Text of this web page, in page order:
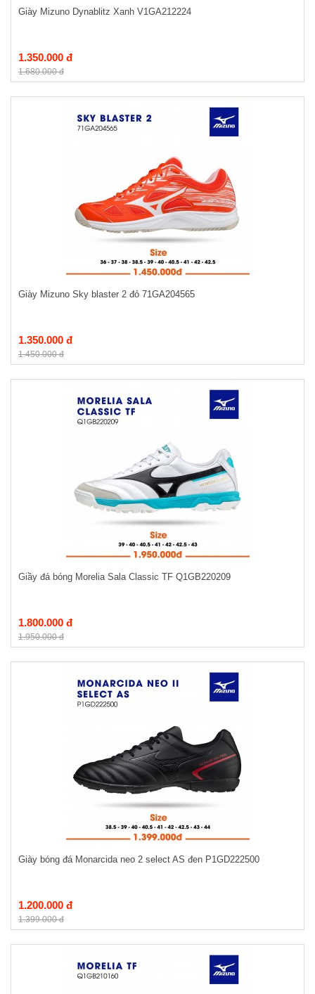
Giày Mizuno Dynablitz Xanh V1GA212224
1.350.000 đ
1.680.000 đ
Giày Mizuno Sky blaster 2 đỏ 71GA204565
1.350.000 đ
1.450.000 đ
Giầy đá bóng Morelia Sala Classic TF Q1GB220209
1.800.000 đ
1.950.000 đ
Giày bóng đá Monarcida neo 2 select AS đen P1GD222500
1.200.000 đ
1.399.000 đ